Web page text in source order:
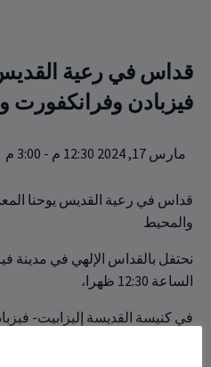
قداس في رعية
فيزبادن وفرانكفورت
مارس 17, 2024 12:30 م - 3:00 م
قداس في رعية القديس يوحنا
والمحيط
الساعة 12:30 ظهرا،
في كنيسة ‏القديسة إليزابيت-